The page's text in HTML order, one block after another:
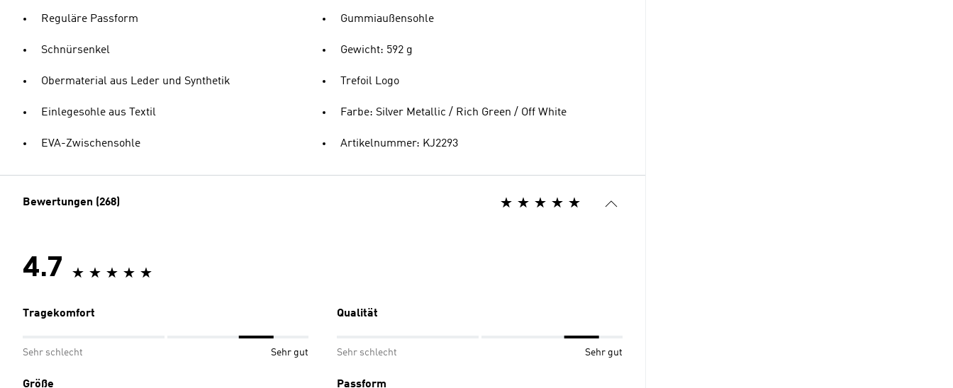
Reguläre Passform
Schnürsenkel
Obermaterial aus Leder und Synthetik
Einlegesohle aus Textil
EVA-Zwischensohle
Gummiaußensohle
Gewicht: 592 g
Trefoil Logo
Farbe: Silver Metallic / Rich Green / Off White
Artikelnummer: KJ2293
Bewertungen (268)
4.7
Tragekomfort
Sehr schlecht Sehr gut
Qualität
Sehr schlecht Sehr gut
Größe Passform